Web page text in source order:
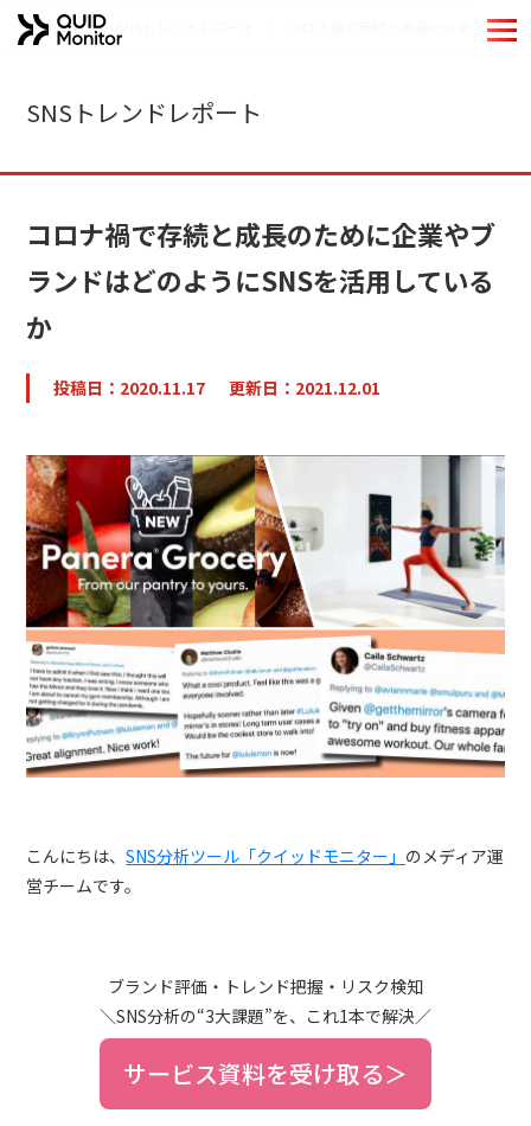
導入事例
分析手法
QUIDブランドのご紹介
コラム
トレンドレポート
マーケコラム
ログイン
お問い合わせ 資料ダウンロード
ホーム コロナ禍で存続と成長のために企業
SNSトレンドレポート
コロナ禍で存続と成長のために企業やブ
ランドはどのようにSNSを活用している
か
投稿日：2020.11.17 更新日：2021.12.01
こんにちは、SNS分析ツール「クイッドモニター」 のメディア運
営チームです。
ブランド評価・トレンド把握・リスク検知
＼SNS分析の“3大課題”を、これ1本で解決／
サービス資料を受け取る＞